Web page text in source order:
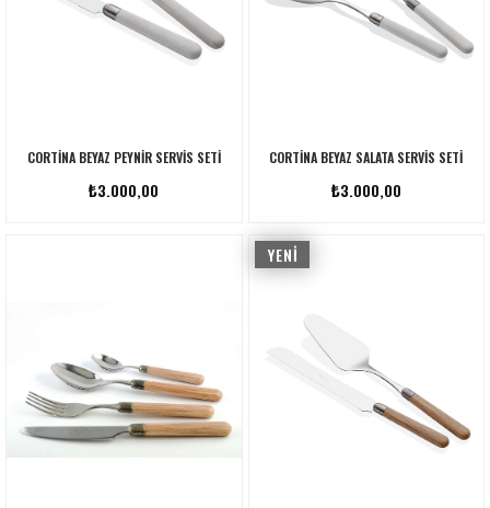
CORTINA BEYAZ PEYNIR SERVIS SETI
₺3.000,00
CORTINA BEYAZ SALATA SERVIS SETI
₺3.000,00
YENI
ÜRÜN